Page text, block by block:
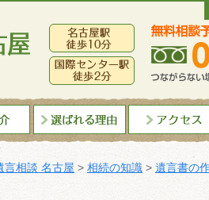
言相談 名古屋 > 相続の知識 > 遺言書の